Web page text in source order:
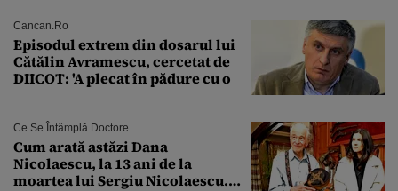
Cancan.ro
Episodul extrem din dosarul lui
Cătălin Avramescu, cercetat de
DIICOT: 'A plecat în pădure cu o
Ce Se Întâmplă Doctore
Cum arată astăzi Dana
Nicolaescu, la 13 ani de la
moartea lui Sergiu Nicolaescu.